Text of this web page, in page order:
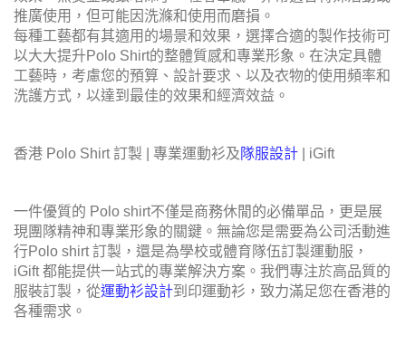
每種工藝都有其適用的場景和效果，選擇合適的製作技術可
以大大提升Polo Shirt的整體質感和專業形象。在決定具體
工藝時，考慮您的預算、設計要求、以及衣物的使用頻率和
洗護方式，以達到最佳的效果和經濟效益。
現團隊精神和專業形象的關鍵。無論您是需要為公司活動進
行Polo shirt 訂製，還是為學校或體育隊伍訂製運動服，
iGift 都能提供一站式的專業解決方案。我們專注於高品質的
服裝訂製，從運動衫設計到印運動衫，致力滿足您在香港的
各種需求。